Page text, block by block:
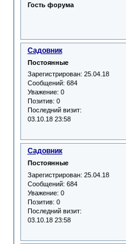
Гость форума
Садовник
Постоянные
Зарегистрирован: 25.04.18
Сообщений: 684
Уважение: 0
Позитив: 0
Последний визит:
03.10.18 23:58
Садовник
Постоянные
Зарегистрирован: 25.04.18
Сообщений: 684
Уважение: 0
Позитив: 0
Последний визит:
03.10.18 23:58